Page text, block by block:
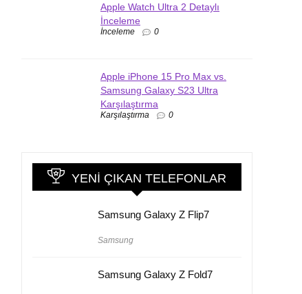
Apple Watch Ultra 2 Detaylı
İnceleme
İnceleme 0
Apple iPhone 15 Pro Max vs.
Samsung Galaxy S23 Ultra
Karşılaştırma
Karşılaştırma 0
YENI ÇIKAN TELEFONLAR
Samsung Galaxy Z Flip7
Samsung
Samsung Galaxy Z Fold7